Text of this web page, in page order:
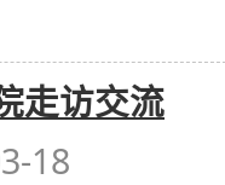
走访交流
18